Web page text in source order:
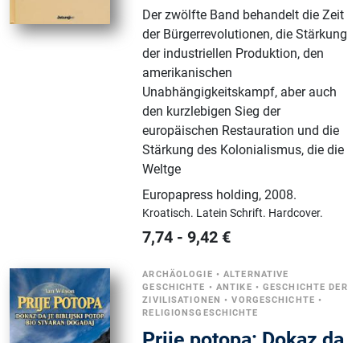
Der zwölfte Band behandelt die Zeit
der Bürgerrevolutionen, die Stärkung
der industriellen Produktion, den
amerikanischen
Unabhängigkeitskampf, aber auch
den kurzlebigen Sieg der
europäischen Restauration und die
Stärkung des Kolonialismus, die die
Weltge
Europapress holding,2008.
Kroatisch. Latein Schrift. Hardcover.
7,74 -9,42 €
ARCHÄOLOGIE •ALTERNATIVE
GESCHICHTE • ANTIKE •GESCHICHTE DER
ZIVILISATIONEN •VORGESCHICHTE •
RELIGIONSGESCHICHTE